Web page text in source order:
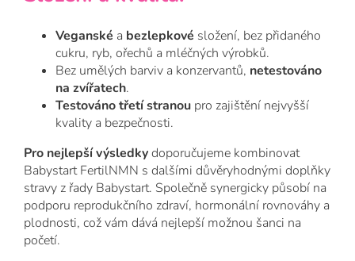
Veganské a bezlepkové složení, bez přidaného
cukru, ryb, ořechů a mléčných výrobků.
Bez umělých barviv a konzervantů, netestováno
na zvířatech.
Testováno třetí stranou pro zajištění nejvyšší
kvality a bezpečnosti.
Pro nejlepší výsledkydoporučujeme kombinovat
Babystart FertilNMN s dalšími důvěryhodnými doplňky
stravy z řady Babystart. Společně synergicky působí na
podporu reprodukčního zdraví, hormonální rovnováhy a
plodnosti, což vám dává nejlepší možnou šanci na
početí.